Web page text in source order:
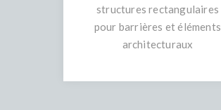
structures rectangulaires
pour barrières et éléments
architecturaux